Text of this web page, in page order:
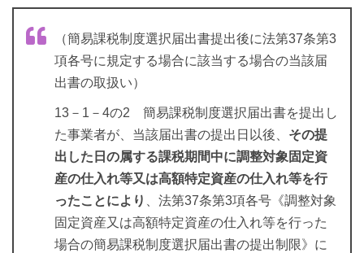
（簡易課税制度選択届出書提出後に法第37条第3
項各号に規定する場合に該当する場合の当該届
出書の取扱い）
13－1－4の2 簡易課税制度選択届出書を提出し
た事業者が、当該届出書の提出日以後、 その提
出した日の属する課税期間中に調整対象固定資
産の仕入れ等又は高額特定資産の仕入れ等を行
ったことにより 、法第37条第3項各号《調整対象
固定資産又は高額特定資産の仕入れ等を行った
場合の簡易課税制度選択届出書の提出制限》に